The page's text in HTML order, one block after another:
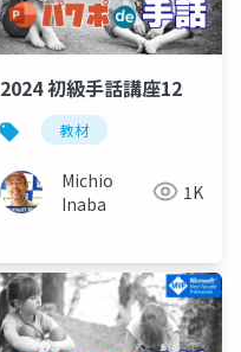
2024 初級手話講座12
教材
Michio
Inaba
1K